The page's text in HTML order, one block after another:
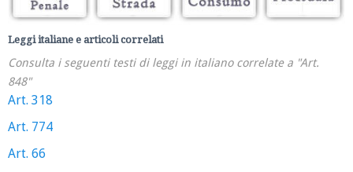
Leggi italiane e articoli correlati
Consulta i seguenti testi di leggi in italiano correlate a "Art.
848"
Art. 318
Art. 774
Art. 66